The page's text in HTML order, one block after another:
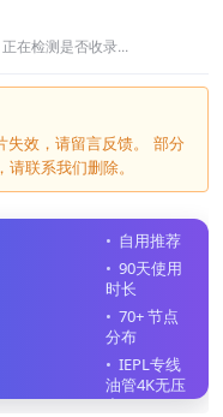
正在检测是否收录...
失效，请留言反馈。 部分
联系我们删除。
自用推荐
90天使用
时长
70+ 节点
分布
IEPL专线
油管4K无压
力